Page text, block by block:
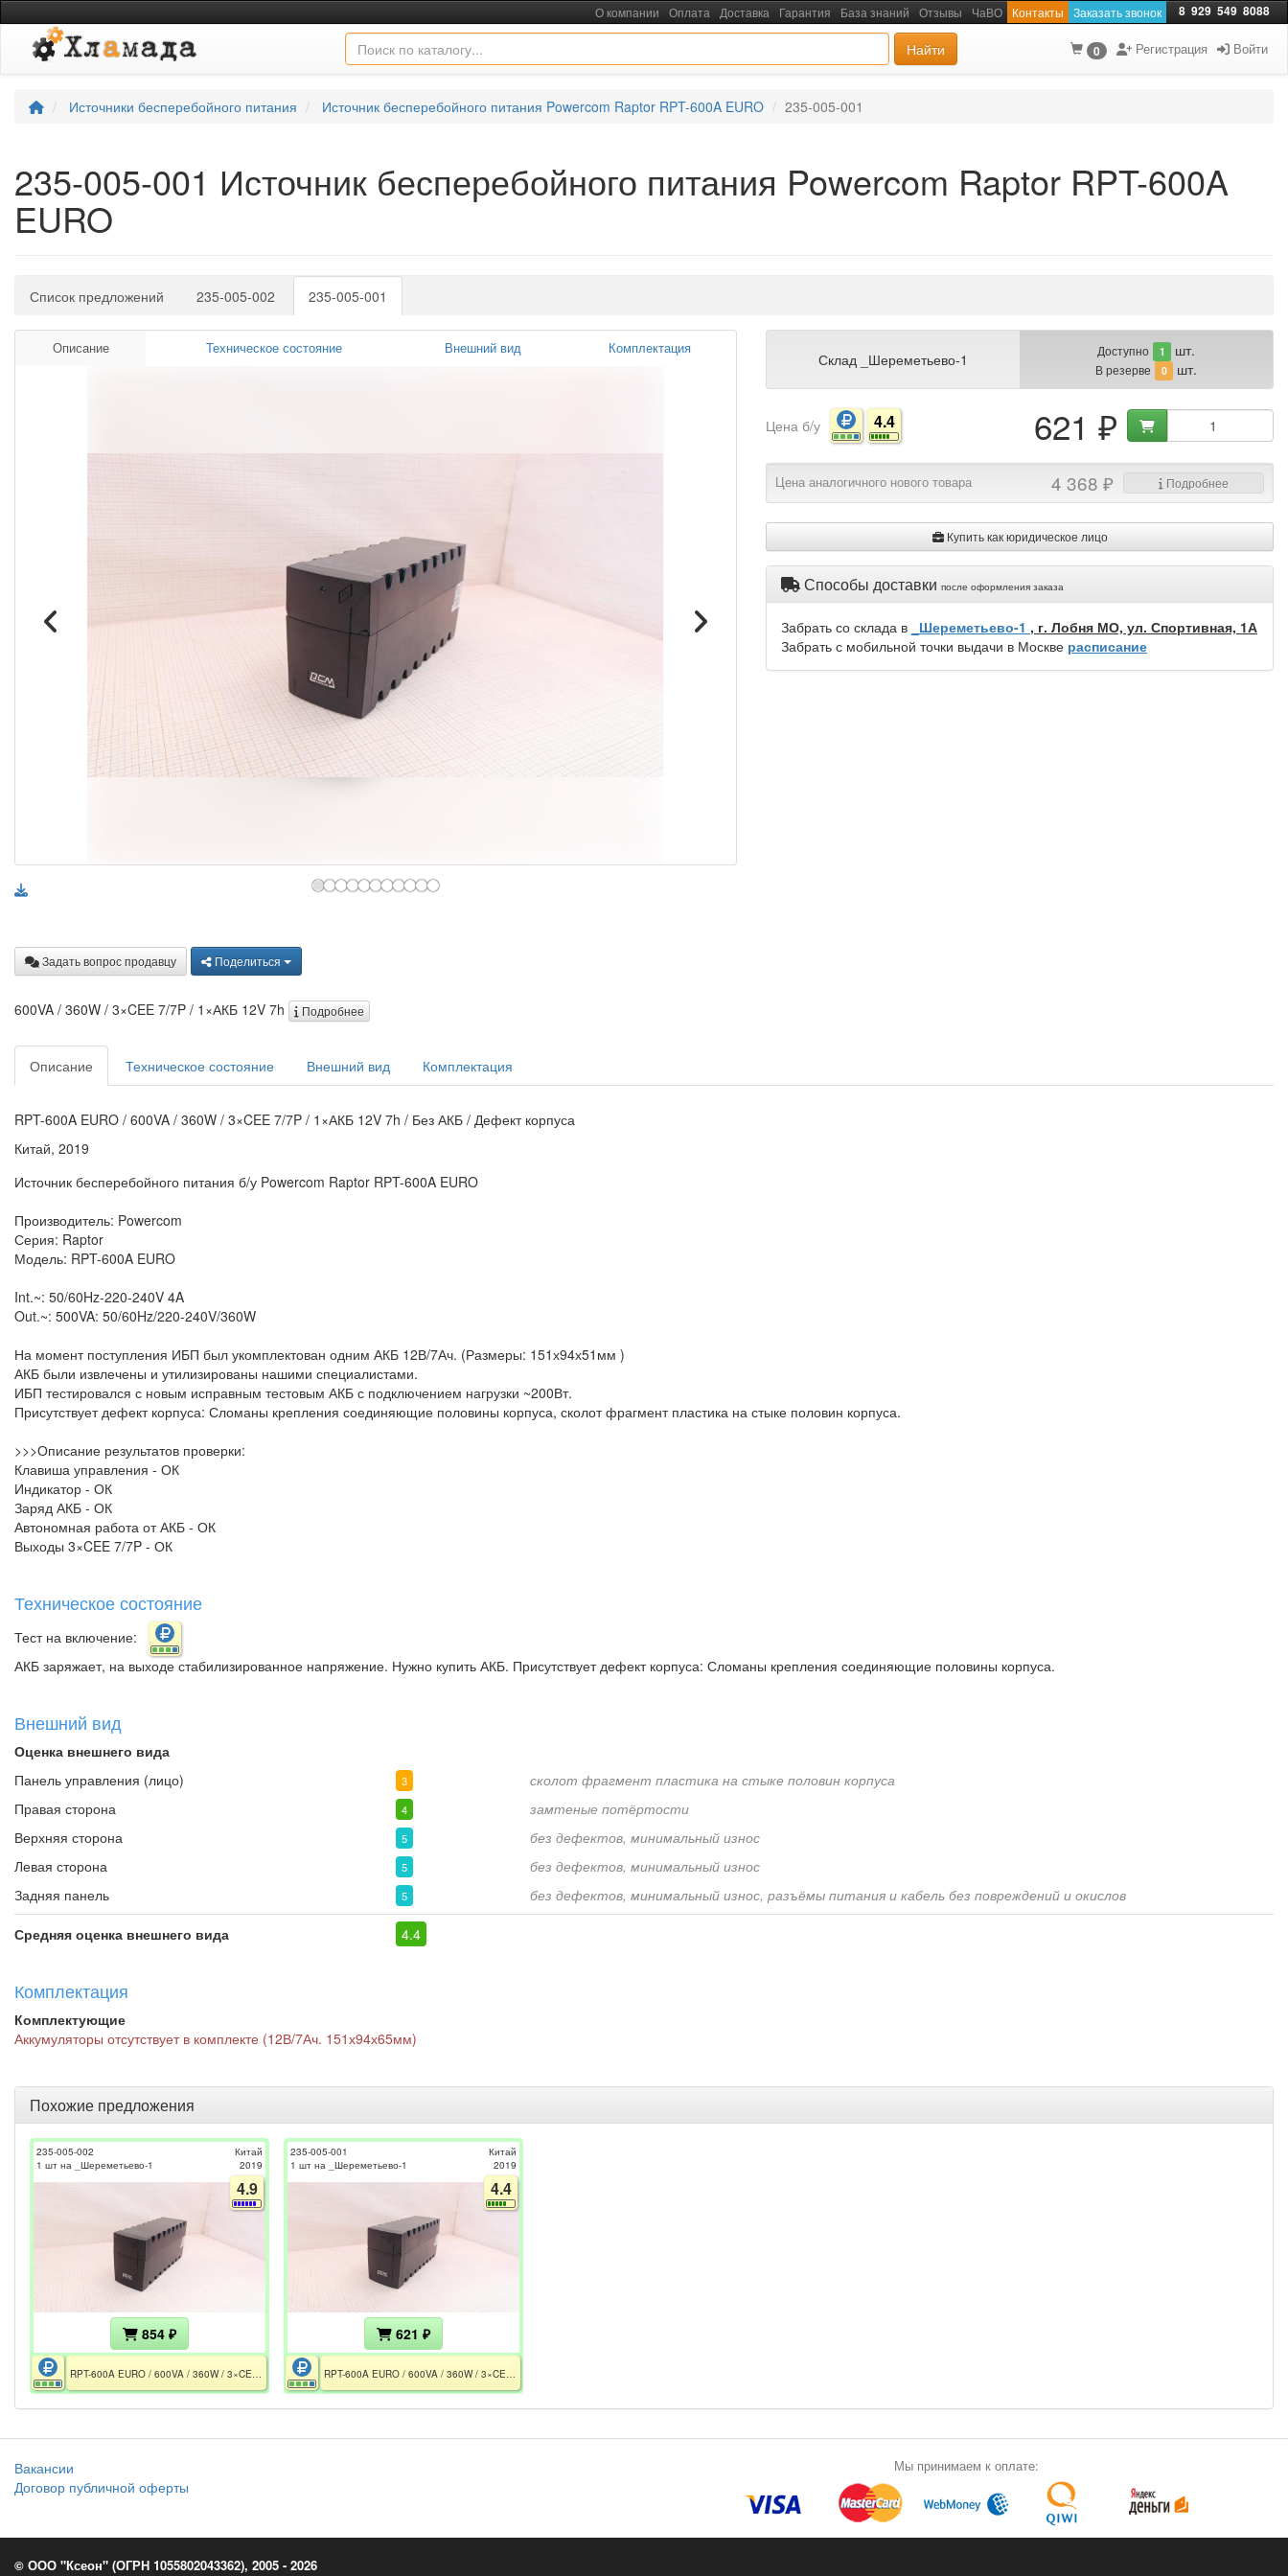
О компании Оплата Доставка Гарантия База знаний Отзывы ЧаВО Контакты Заказать звонок 8 929 549 8088
Найти 0 Регистрация Войти
Источники бесперебойного питания Источник бесперебойного питания Powercom Raptor RPT-600A EURO 235-005-001
235-005-001 Источник бесперебойного питания Powercom Raptor RPT-600A
EURO
Список предложений 235-005-002 235-005-001
Описание Техническое состояние Внешний вид Комплектация
Склад _Шереметьево-1 Доступно 1 шт.
В резерве 0 шт.
Цена б/у 4.4 621 ₽
Цена аналогичного нового товара 4 368 ₽ Подробнее
Купить как юридическое лицо
Способы доставки после оформления заказа
Забрать со склада в _Шереметьево-1 , г. Лобня МО, ул. Спортивная, 1А
Забрать с мобильной точки выдачи в Москве расписание
Задать вопрос продавцу Поделиться
600VA / 360W / 3×CEE 7/7P / 1×АКБ 12V 7h Подробнее
Описание Техническое состояние Внешний вид Комплектация
RPT-600A EURO / 600VA / 360W / 3×CEE 7/7P / 1×АКБ 12V 7h / Без АКБ / Дефект корпуса
Китай, 2019
Источник бесперебойного питания б/у Powercom Raptor RPT-600A EURO
Производитель: Powercom
Серия: Raptor
Модель: RPT-600A EURO
Int.~: 50/60Hz-220-240V 4A
Out.~: 500VA: 50/60Hz/220-240V/360W
На момент поступления ИБП был укомплектован одним АКБ 12В/7Ач. (Размеры: 151х94х51мм )
АКБ были извлечены и утилизированы нашими специалистами.
ИБП тестировался с новым исправным тестовым АКБ с подключением нагрузки ~200Вт.
Присутствует дефект корпуса: Сломаны крепления соединяющие половины корпуса, сколот фрагмент пластика на стыке половин корпуса.
>>>Описание результатов проверки:
Клавиша управления - ОК
Индикатор - ОК
Заряд АКБ - ОК
Автономная работа от АКБ - ОК
Выходы 3×CEE 7/7P - ОК
Техническое состояние
Тест на включение:
АКБ заряжает, на выходе стабилизированное напряжение. Нужно купить АКБ. Присутствует дефект корпуса: Сломаны крепления соединяющие половины корпуса.
Внешний вид
Оценка внешнего вида
Панель управления (лицо)
3
сколот фрагмент пластика на стыке половин корпуса
Правая сторона
4
замтеные потёртости
Верхняя сторона
5
без дефектов, минимальный износ
Левая сторона
5
без дефектов, минимальный износ
Задняя панель
5 без дефектов, минимальный износ, разъёмы питания и кабель без повреждений и окислов
Средняя оценка внешнего вида 4.4
Комплектация
Комплектующие
Аккумуляторы отсутствует в комплекте (12В/7Ач. 151х94х65мм)
Похожие предложения
235-005-002
1 шт на _Шереметьево-1
Китай
2019
4.9
854 ₽
RPT-600A EURO / 600VA / 360W / 3×CEE 7/7P / 1×АКБ 12V 7h / Без АКБ
235-005-001
1 шт на _Шереметьево-1
Китай
2019
4.4
621 ₽
RPT-600A EURO / 600VA / 360W / 3×CEE 7/7P / 1×АКБ 12V 7h / Без АКБ / Дефект корпуса
Вакансии
Договор публичной оферты
Мы принимаем к оплате:
© ООО "Ксеон" (ОГРН 1055802043362), 2005 - 2026